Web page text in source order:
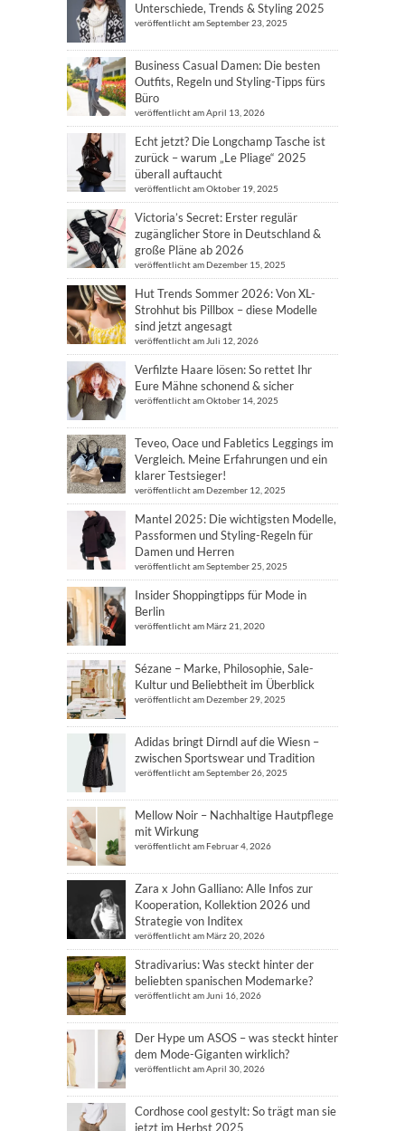
Unterschiede, Trends & Styling 2025
veröffentlicht am September 23, 2025
Business Casual Damen: Die besten
Outfits, Regeln und Styling-Tipps fürs
Büro
veröffentlicht am April 13, 2026
Echt jetzt? Die Longchamp Tasche ist
zurück – warum „Le Pliage“ 2025
überall auftaucht
veröffentlicht am Oktober 19, 2025
Victoria’s Secret: Erster regulär
zugänglicher Store in Deutschland &
große Pläne ab 2026
veröffentlicht am Dezember 15, 2025
Hut Trends Sommer 2026: Von XL-
Strohhut bis Pillbox – diese Modelle
sind jetzt angesagt
veröffentlicht am Juli 12, 2026
Verfilzte Haare lösen: So rettet Ihr
Eure Mähne schonend & sicher
veröffentlicht am Oktober 14, 2025
Teveo, Oace und Fabletics Leggings im
Vergleich. Meine Erfahrungen und ein
klarer Testsieger!
veröffentlicht am Dezember 12, 2025
Mantel 2025: Die wichtigsten Modelle,
Passformen und Styling-Regeln für
Damen und Herren
veröffentlicht am September 25, 2025
Insider Shoppingtipps für Mode in
Berlin
veröffentlicht am März 21, 2020
Sézane – Marke, Philosophie, Sale-
Kultur und Beliebtheit im Überblick
veröffentlicht am Dezember 29, 2025
Adidas bringt Dirndl auf die Wiesn –
zwischen Sportswear und Tradition
veröffentlicht am September 26, 2025
Mellow Noir – Nachhaltige Hautpflege
mit Wirkung
veröffentlicht am Februar 4, 2026
Zara x John Galliano: Alle Infos zur
Kooperation, Kollektion 2026 und
Strategie von Inditex
veröffentlicht am März 20, 2026
Stradivarius: Was steckt hinter der
beliebten spanischen Modemarke?
veröffentlicht am Juni 16, 2026
Der Hype um ASOS – was steckt hinter
dem Mode-Giganten wirklich?
veröffentlicht am April 30, 2026
Cordhose cool gestylt: So trägt man sie
jetzt im Herbst 2025